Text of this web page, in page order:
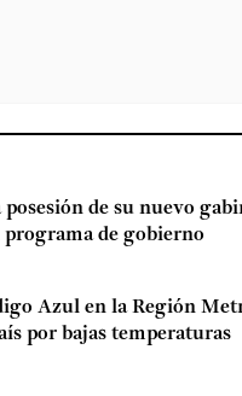
de su nuevo
de gobierno
Azul en la Región
por bajas temperaturas